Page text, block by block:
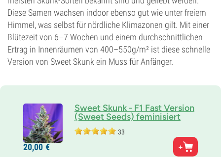
Diese Samen wachsen indoor ebenso gut wie unter freiem
Himmel, was selbst für nördliche Klimazonen gilt. Mit einer
Blütezeit von 6–7 Wochen und einem durchschnittlichen
Ertrag in Innenräumen von 400–550g/m² ist diese schnelle
Version von Sweet Skunk ein Muss für Anfänger.
Sweet Skunk - F1 Fast Version
(Sweet Seeds) feminisiert
33
Eltern
Sweet Skunk Auto x Early Skunk
20,00 €